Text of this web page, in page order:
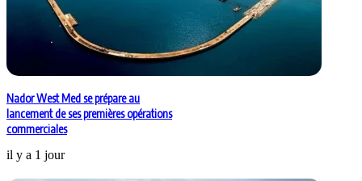
Nador West Med se prépare au
lancement de ses premières opérations
commerciales
il y a 1 jour